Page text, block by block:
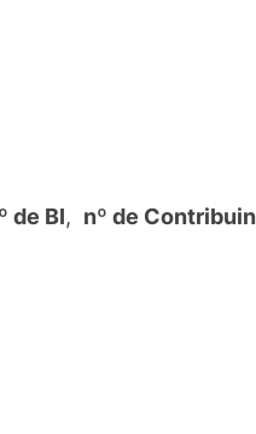
de BI, nº de